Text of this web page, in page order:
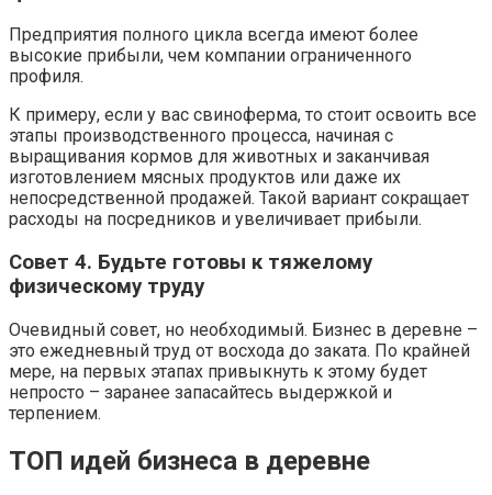
Предприятия полного цикла всегда имеют более
высокие прибыли, чем компании ограниченного
профиля.
К примеру, если у вас свиноферма, то стоит освоить все
этапы производственного процесса, начиная с
выращивания кормов для животных и заканчивая
изготовлением мясных продуктов или даже их
непосредственной продажей. Такой вариант сокращает
расходы на посредников и увеличивает прибыли.
Совет 4. Будьте готовы к тяжелому
физическому труду
Очевидный совет, но необходимый. Бизнес в деревне –
это ежедневный труд от восхода до заката. По крайней
мере, на первых этапах привыкнуть к этому будет
непросто – заранее запасайтесь выдержкой и
терпением.
ТОП идей бизнеса в деревне